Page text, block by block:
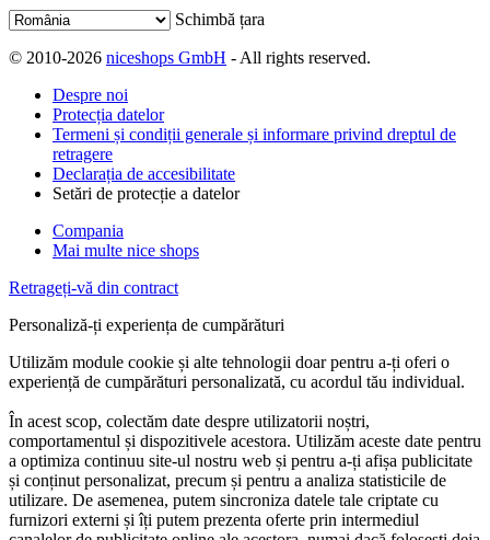
Schimbă țara
© 2010-2026 niceshops GmbH - All rights reserved.
Despre noi
Protecția datelor
Termeni și condiții generale și informare privind dreptul de
retragere
Declarația de accesibilitate
Setări de protecție a datelor
Compania
Mai multe nice shops
Retrageți-vă din contract
Personaliză-ți experiența de cumpărături
Utilizăm module cookie și alte tehnologii doar pentru a-ți oferi o
experiență de cumpărături personalizată, cu acordul tău individual.
În acest scop, colectăm date despre utilizatorii noștri,
comportamentul și dispozitivele acestora. Utilizăm aceste date pentru
a optimiza continuu site-ul nostru web și pentru a-ți afișa publicitate
și conținut personalizat, precum și pentru a analiza statisticile de
utilizare. De asemenea, putem sincroniza datele tale criptate cu
furnizori externi și îți putem prezenta oferte prin intermediul